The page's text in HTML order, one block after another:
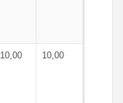
10,00 10,00